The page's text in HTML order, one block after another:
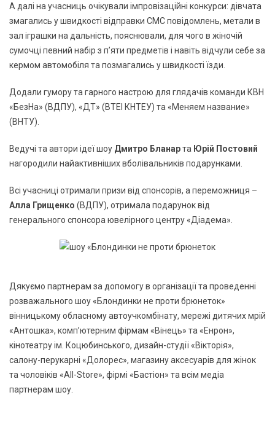
А далі на учасниць очікували імпровізаційні конкурси: дівчата
змагались у швидкості відправки СМС повідомлень, метали в
зал іграшки на дальність, пояснювали, для чого в жіночій
сумочці певний набір з п’яти предметів і навіть відчули себе за
кермом автомобіля та позмагались у швидкості їзди.
Додали гумору та гарного настрою для глядачів команди КВН
«БезНа» (ВДПУ), «ДТ» (ВТЕІ КНТЕУ) та «Меняем название»
(ВНТУ).
Ведучі та автори ідеї шоу Дмитро Бланарта Юрій Постовий
нагородили найактивніших вболівальників подарунками.
Всі учасниці отримали призи від спонсорів, а переможниця –
Алла Грищенко (ВДПУ), отримала подарунок від
генерального спонсора ювелірного центру «Діадема».
Дякуємо партнерам за допомогу в організації та проведенні
розважального шоу «Блондинки не проти брюнеток»
вінницькому обласному автоучкомбінату, мережі дитячих мрій
«Антошка», комп’ютерним фірмам «Вінець» та «Енрон»,
кінотеатру ім. Коцюбинського, дизайн-студії «Вікторія»,
салону-перукарні «Долорес», магазину аксесуарів для жінок
та чоловіків «All-Store», фірмі «Бастіон» та всім медіа
партнерам шоу.